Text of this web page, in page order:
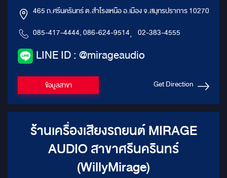
465 ถ.ศรีนครินทร์ ต.สำโรงเหนือ อ.เมือง จ.สมุทรปราการ 10270
085-417-4444, 086-624-9514, 02-383-4555
LINE ID : @mirageaudio
ข้อมูลสาขา Get Direction
ร้านเครื่องเสียงรถยนต์ MIRAGE
AUDIO สาขาศรีนครินทร์
(WillyMirage)